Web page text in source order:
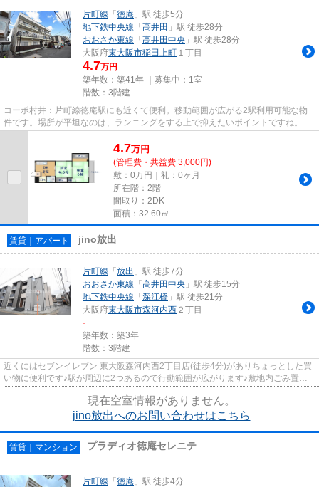
片町線 「徳庵 」駅 徒歩5分
地下鉄中央線 「高井田 」駅 徒歩28分
おおさか東線 「高井田中央 」駅 徒歩28分
大阪府東大阪市稲田上町 １丁目
4.7万円
築年数：築41年 ｜募集中： 1室
階数：3階建
コーポ村井：片町線徳庵駅にも近くて便利。移動範囲が広がる2駅利用可能な物
件です。場所が平坦なのは、ランニングをする上で抑えたいポイントですね。こ
ちらの物件から100mのところに...
4.7万円
(管理費・共益費 3,000円)
敷：0万円｜礼：0ヶ月
所在階：2階
間取り：2DK
面積：32.60㎡
賃貸｜アパート jino放出
片町線 「放出 」駅 徒歩7分
おおさか東線 「高井田中央 」駅 徒歩15分
地下鉄中央線 「深江橋 」駅 徒歩21分
大阪府東大阪市森河内西 ２丁目
-
築年数：築3年
階数：3階建
近くにはセブンイレブン 東大阪森河内西2丁目店(徒歩4分)がありちょっとした買
い物に便利です♪駅が周辺に2つあるので行動範囲が広がります♪敷地内ごみ置き
場がある物件です♪通風良好で...
現在空室情報がありません。
jino放出へのお問い合わせはこちら
賃貸｜マンション プラディオ徳庵セレニテ
片町線 「徳庵 」駅 徒歩4分